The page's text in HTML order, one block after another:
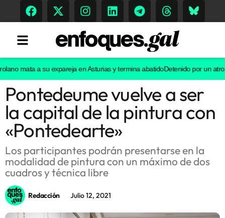
Tendencias
Memoria Histórica
Gastronomía
Escenarios
mata a su expareja en Asturias y termina abatidoDetenido por un
Pontedeume vuelve a ser
la capital de la pintura con
«Pontedearte»
Los participantes podrán presentarse en la
modalidad de pintura con un máximo de dos
cuadros y técnica libre
Redacción Julio 12, 2021